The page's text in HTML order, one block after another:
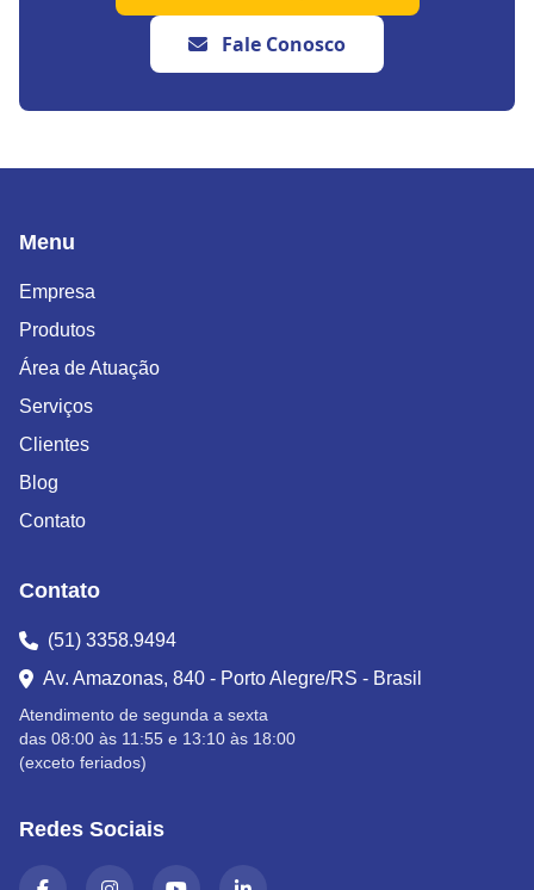
Fale Conosco
Menu
Empresa
Produtos
Área de Atuação
Serviços
Clientes
Blog
Contato
Contato
(51) 3358.9494
Av. Amazonas, 840 - Porto Alegre/RS - Brasil
Atendimento de segunda a sexta
das 08:00 às 11:55 e 13:10 às 18:00
(exceto feriados)
Redes Sociais